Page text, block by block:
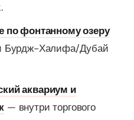
по фонтанному озеру
Бурдж-Халифа/Дубай
аквариум и
— внутри торгового